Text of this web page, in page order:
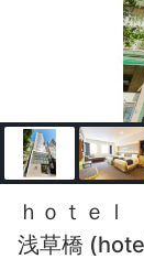
ｈｏｔｅ
浅草橋